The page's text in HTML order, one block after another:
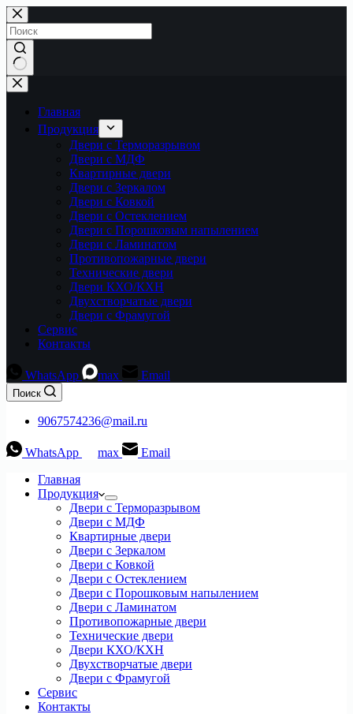
Перейти
к
сути
Ничего
не
найденоГлавная
Продукция
Двери с Терморазрывом
Двери с МДФ
Квартирные двери
Двери с Зеркалом
Двери с Ковкой
Двери с Остеклением
Двери с Порошковым напылением
Двери с Ламинатом
Противопожарные двери
Технические двери
Двери КХО/КХН
Двухстворчатые двери
Двери с Фрамугой
Сервис
Контакты
WhatsApp max Email
Поиск
9067574236@mail.ru
WhatsApp max
Email
Главная
Продукция
Двери с Терморазрывом
Двери с МДФ
Квартирные двери
Двери с Зеркалом
Двери с Ковкой
Двери с Остеклением
Двери с Порошковым напылением
Двери с Ламинатом
Противопожарные двери
Технические двери
Двери КХО/КХН
Двухстворчатые двери
Двери с Фрамугой
Сервис
Контакты